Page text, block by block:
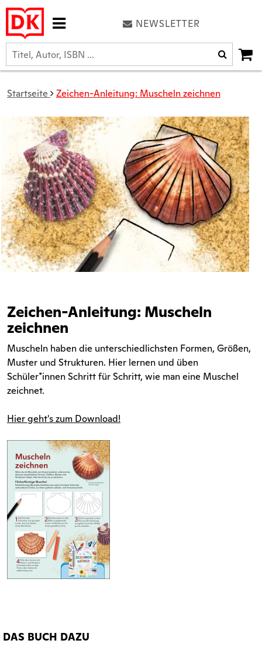
NEWSLETTER
Startseite Zeichen-Anleitung: Muscheln zeichnen
Zeichen-Anleitung: Muscheln
zeichnen
Muscheln haben die unterschiedlichsten Formen, Größen,
Muster und Strukturen. Hier lernen und üben
Schüler*innen Schritt für Schritt, wie man eine Muschel
zeichnet.
Hier geht's zum Download!
DAS BUCH DAZU